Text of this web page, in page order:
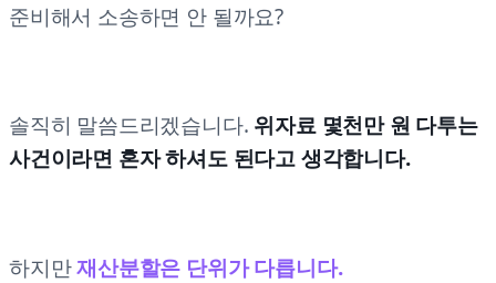
준비해서 소송하면 안 될까요?
솔직히 말씀드리겠습니다. 위자료 몇천만 원 다투는
사건이라면 혼자 하셔도 된다고 생각합니다.
하지만재산분할은 단위가 다릅니다.